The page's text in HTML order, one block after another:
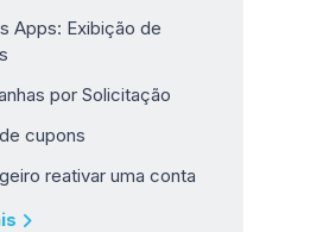
Apps: Exibição de
por Solicitação
cupons
reativar uma conta